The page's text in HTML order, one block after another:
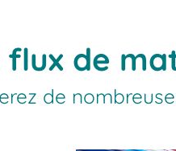
de
de